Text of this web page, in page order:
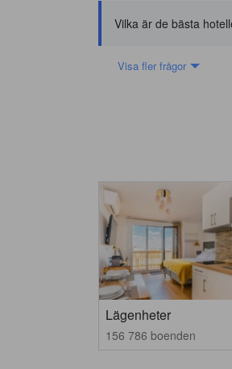
Vilka är de bästa
Visa fler frågor
Lägenheter
156 786 boenden